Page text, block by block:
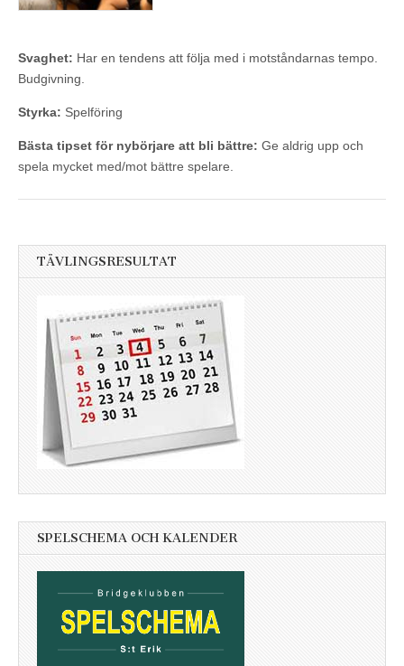
Svaghet: Har en tendens att följa med i motståndarnas tempo.
Budgivning.
Styrka: Spelföring
Bästa tipset för nybörjare att bli bättre: Ge aldrig upp och
spela mycket med/mot bättre spelare.
TÄVLINGSRESULTAT
SPELSCHEMA OCH KALENDER